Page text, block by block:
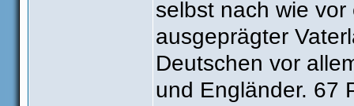
selbst nach wie
ausgeprägter
Deutschen vor
und Engländer. 67